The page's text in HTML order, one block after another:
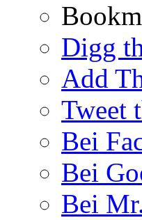
Digg
Add
Tweet
Bei
Bei
Bei